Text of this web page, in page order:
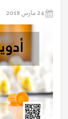
24 مارس 2018